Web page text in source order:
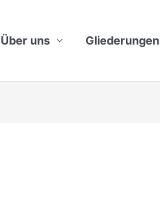
Über uns Gliederungen